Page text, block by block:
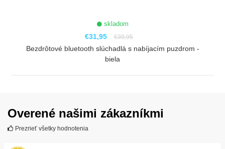
skladom
€31,95 €39,95
Bezdrôtové bluetooth slúchadlá s nabíjacím puzdrom -
biela
Overené našimi zákazníkmi
Prezrieť všetky hodnotenia